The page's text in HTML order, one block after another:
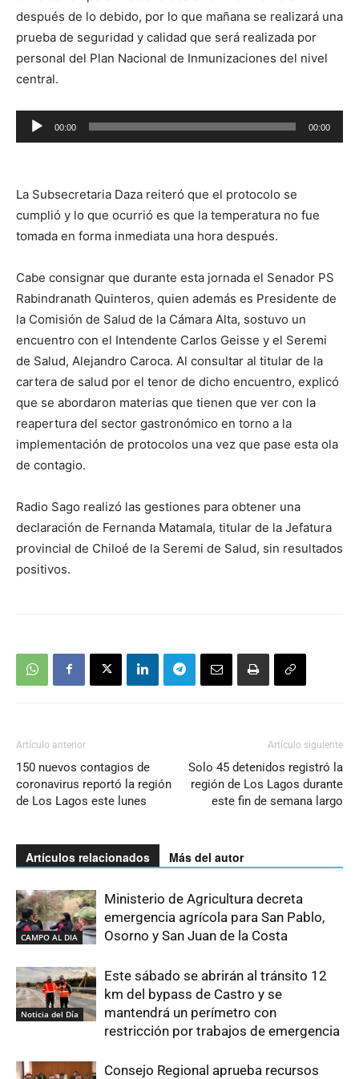
después de lo debido, por lo que mañana se realizará una
prueba de seguridad y calidad que será realizada por
personal del Plan Nacional de Inmunizaciones del nivel
central.
Reproductor
de
00:00 00:00
La Subsecretaria Daza reiteró que el protocolo se
cumplió y lo que ocurrió es que la temperatura no fue
tomada en forma inmediata una hora después.
Cabe consignar que durante esta jornada el Senador PS
Rabindranath Quinteros, quien además es Presidente de
la Comisión de Salud de la Cámara Alta, sostuvo un
encuentro con el Intendente Carlos Geisse y el Seremi
de Salud, Alejandro Caroca. Al consultar al titular de la
cartera de salud por el tenor de dicho encuentro, explicó
que se abordaron materias que tienen que ver con la
reapertura del sector gastronómico en torno a la
implementación de protocolos una vez que pase esta ola
de contagio.
Radio Sago realizó las gestiones para obtener una
declaración de Fernanda Matamala, titular de la Jefatura
provincial de Chiloé de la Seremi de Salud, sin resultados
positivos.
Artículo anterior
150 nuevos contagios de
coronavirus reportó la región
de Los Lagos este lunes
Artículo siguiente
Solo 45 detenidos registró la
región de Los Lagos durante
este fin de semana largo
Artículos relacionados Más del autor
CAMPO AL DIA
Ministerio de Agricultura decreta
emergencia agrícola para San Pablo,
Osorno y San Juan de la Costa
Noticia del Día
Este sábado se abrirán al tránsito 12
km del bypass de Castro y se
mantendrá un perímetro con
restricción por trabajos de emergencia
Consejo Regional aprueba recursos